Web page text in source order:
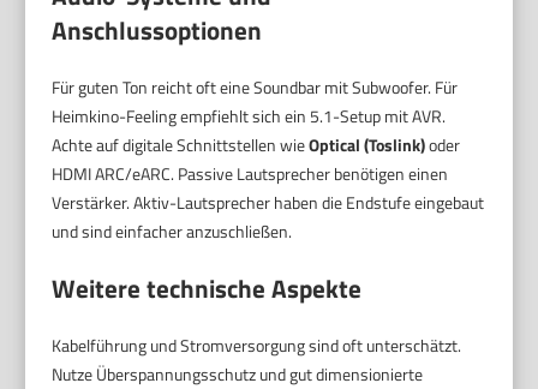
Anschlussoptionen
Für guten Ton reicht oft eine Soundbar mit Subwoofer. Für
Heimkino-Feeling empfiehlt sich ein 5.1-Setup mit AVR.
Achte auf digitale Schnittstellen wieOptical (Toslink)oder
HDMI ARC/eARC. Passive Lautsprecher benötigen einen
Verstärker. Aktiv-Lautsprecher haben die Endstufe eingebaut
und sind einfacher anzuschließen.
Weitere technische Aspekte
Kabelführung und Stromversorgung sind oft unterschätzt.
Nutze Überspannungsschutz und gut dimensionierte